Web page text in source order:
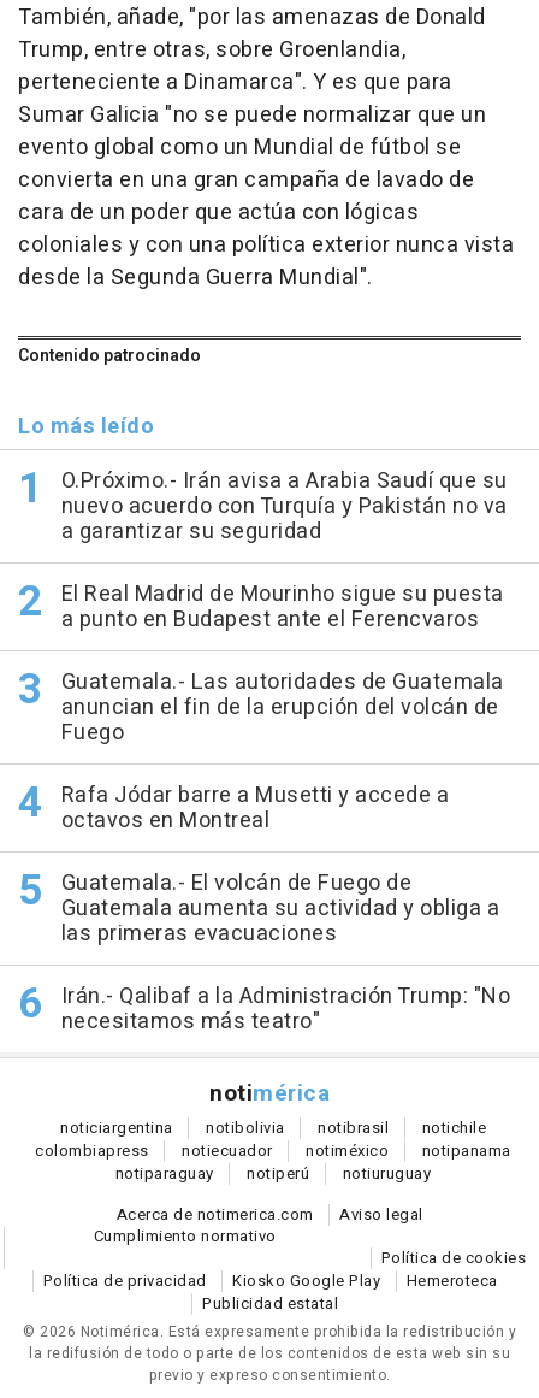
También, añade, "por las amenazas de Donald
Trump, entre otras, sobre Groenlandia,
perteneciente a Dinamarca". Y es que para
Sumar Galicia "no se puede normalizar que un
evento global como un Mundial de fútbol se
convierta en una gran campaña de lavado de
cara de un poder que actúa con lógicas
coloniales y con una política exterior nunca vista
desde la Segunda Guerra Mundial".
Contenido patrocinado
Lo más leído
O.Próximo.- Irán avisa a Arabia Saudí que su
nuevo acuerdo con Turquía y Pakistán no va
a garantizar su seguridad
El Real Madrid de Mourinho sigue su puesta
a punto en Budapest ante el Ferencvaros
Guatemala.- Las autoridades de Guatemala
anuncian el fin de la erupción del volcán de
Fuego
Rafa Jódar barre a Musetti y accede a
octavos en Montreal
Guatemala.- El volcán de Fuego de
Guatemala aumenta su actividad y obliga a
las primeras evacuaciones
Irán.- Qalibaf a la Administración Trump: "No
necesitamos más teatro"
notimérica
noticiargentina notibolivia notibrasil notichile
colombiapress notiecuador notiméxico notipanama
notiparaguay notiperú notiuruguay
Acerca de notimerica.com
Aviso legal
Cumplimiento normativo
Política de cookies
Política de privacidad
Kiosko Google Play
Hemeroteca
Publicidad estatal
© 2026 Notimérica. Está expresamente prohibida la redistribución y
la redifusión de todo o parte de los contenidos de esta web sin su
previo y expreso consentimiento.